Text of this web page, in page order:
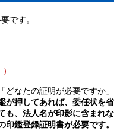
です。
なたの証明が必要ですか」
が押してあれば、委任状を省
も、法人名が印影に含まれな
鑑登録証明書が必要です。